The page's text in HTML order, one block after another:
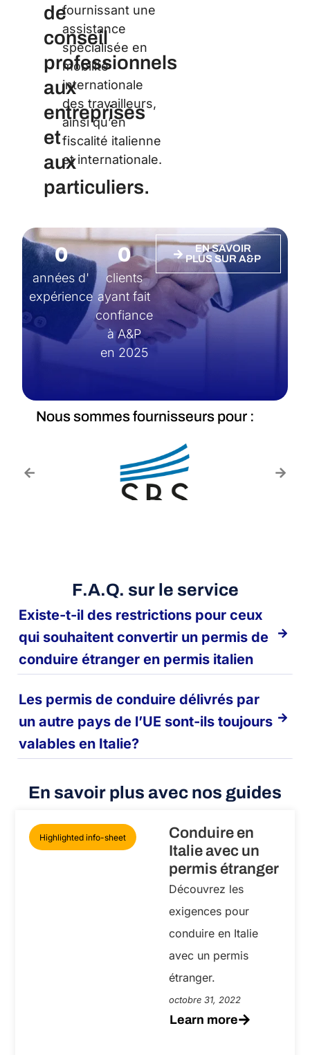
de
conseil
professionnels
aux
entreprises
et
aux
particuliers.
fournissant une
assistance
spécialisée en
mobilité
internationale
des travailleurs,
ainsi qu’en
fiscalité italienne
et internationale.
années d'
expérience
0
clients
ayant fait
confiance
à A&P
en 2025
0
EN SAVOIR
PLUS SUR A&P
Nous sommes fournisseurs pour :
F.A.Q. sur le service
Existe-t-il des restrictions pour ceux
qui souhaitent convertir un permis de
conduire étranger en permis italien
Les permis de conduire délivrés par
un autre pays de l’UE sont-ils toujours
valables en Italie?
En savoir plus avec nos guides
Highlighted info-sheet
Conduire en
Italie avec un
permis étranger
Découvrez les
exigences pour
conduire en Italie
avec un permis
étranger.
octobre 31, 2022
Learn more